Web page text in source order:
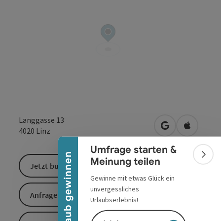
Urlaub gewinnen
Banner einklappen
Umfrage starten &
Meinung teilen
Gewinne mit etwas Glück ein
unvergessliches
Urlaubserlebnis!
Langgasse 13
4020 Linz in Googlein Apple
Jetzt buchen
Anfrage senden